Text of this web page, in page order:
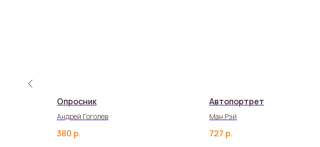
Опросник
Андрей Гоголев
380 р.
Автопортрет
Ман Рэй
727 р.